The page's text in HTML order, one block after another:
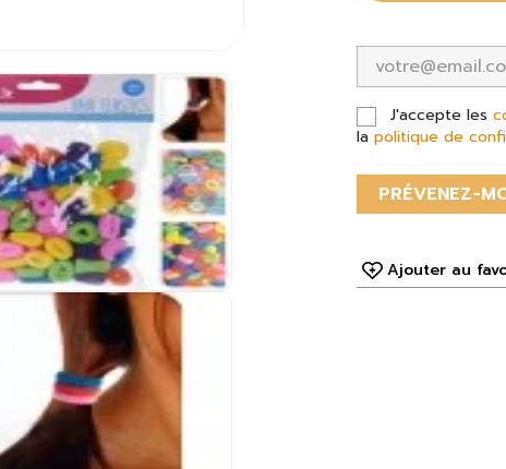
J'accepte les
lapolitique de
PRÉVENEZ-
Ajouter au